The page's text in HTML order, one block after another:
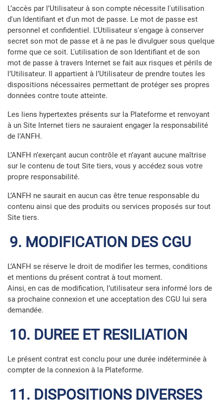
L’accès par l’Utilisateur à son compte nécessite l'utilisation
d'un Identifiant et d'un mot de passe. Le mot de passe est
personnel et confidentiel. L’Utilisateur s'engage à conserver
secret son mot de passe et à ne pas le divulguer sous quelque
forme que ce soit. L'utilisation de son Identifiant et de son
mot de passe à travers Internet se fait aux risques et périls de
l’Utilisateur. Il appartient à l’Utilisateur de prendre toutes les
dispositions nécessaires permettant de protéger ses propres
données contre toute atteinte.
Les liens hypertextes présents sur la Plateforme et renvoyant
à un Site Internet tiers ne sauraient engager la responsabilité
de l’ANFH.
L’ANFH n’exerçant aucun contrôle et n’ayant aucune maîtrise
sur le contenu de tout Site tiers, vous y accédez sous votre
propre responsabilité.
L’ANFH ne saurait en aucun cas être tenue responsable du
contenu ainsi que des produits ou services proposés sur tout
Site tiers.
9. MODIFICATION DES CGU
L’ANFH se réserve le droit de modifier les termes, conditions
et mentions du présent contrat à tout moment.
Ainsi, en cas de modification, l’utilisateur sera informé lors de
sa prochaine connexion et une acceptation des CGU lui sera
demandée.
10. DUREE ET RESILIATION
Le présent contrat est conclu pour une durée indéterminée à
compter de la connexion à la Plateforme.
11. DISPOSITIONS DIVERSES